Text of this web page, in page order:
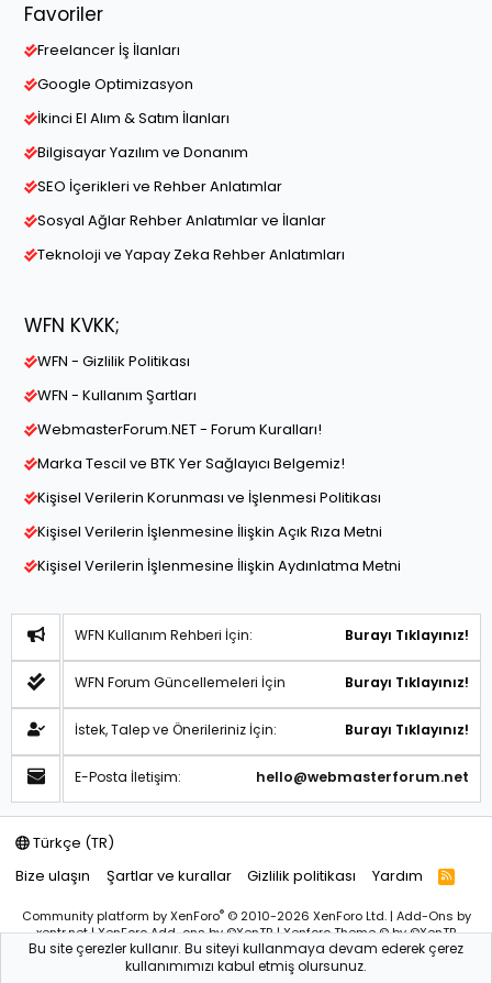
Favoriler
Freelancer İş İlanları
Google Optimizasyon
İkinci El Alım & Satım İlanları
Bilgisayar Yazılım ve Donanım
SEO İçerikleri ve Rehber Anlatımlar
Sosyal Ağlar Rehber Anlatımlar ve İlanlar
Teknoloji ve Yapay Zeka Rehber Anlatımları
WFN KVKK;
WFN - Gizlilik Politikası
WFN - Kullanım Şartları
WebmasterForum.NET - Forum Kuralları!
Marka Tescil ve BTK Yer Sağlayıcı Belgemiz!
Kişisel Verilerin Korunması ve İşlenmesi Politikası
Kişisel Verilerin İşlenmesine İlişkin Açık Rıza Metni
Kişisel Verilerin İşlenmesine İlişkin Aydınlatma Metni
WFN Kullanım Rehberi İçin: Burayı Tıklayınız!
WFN Forum Güncellemeleri İçin Burayı Tıklayınız!
İstek, Talep ve Önerileriniz İçin: Burayı Tıklayınız!
E-Posta İletişim: hello@webmasterforum.net
Türkçe (TR)
Bize ulaşın
Şartlar ve kurallar Gizlilik politikası Yardım
R
S
Community platform by XenForo® © 2010-2026 XenForo Ltd.| Add-Ons by
xentr.net |XenForo Add-onsby ©XenTR|Xenforo Theme© by ©XenTR
Sitemiz bünyesindeki içerikleri izinsiz kullananlar hakkında T.C.K
kanun ve yönetmeliklerine göre yasal işlem başlatılacağını
Bu site çerezler kullanır. Bu siteyi kullanmaya devam ederek çerez
kullanımımızı kabul etmiş olursunuz.